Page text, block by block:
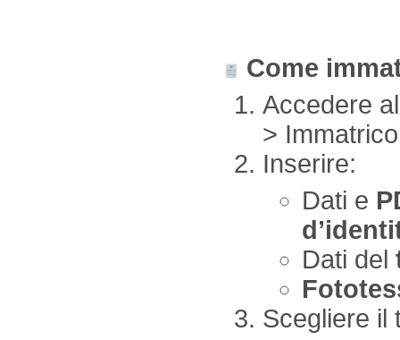
Come
Accedere
>
Inserire:
Dati e
Dati del
Scegliere il